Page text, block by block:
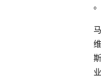
。
马
维
斯
业